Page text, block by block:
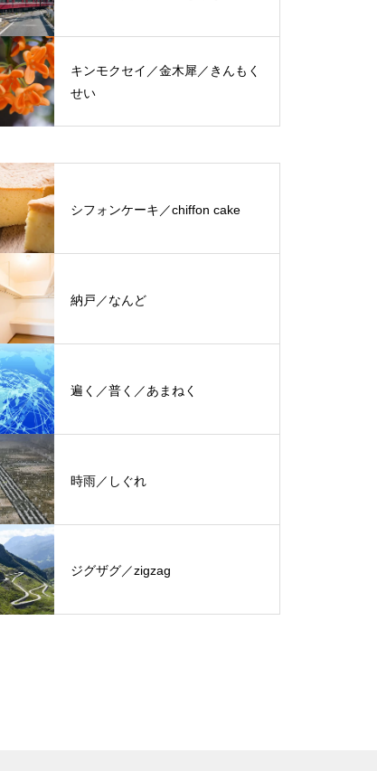
キンモクセイ／金木犀／きんもく
せい
シフォンケーキ／chiffon cake
納戸／なんど
遍く／普く／あまねく
時雨／しぐれ
ジグザグ／zigzag